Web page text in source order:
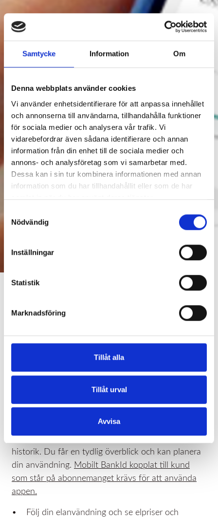
Samtycke Information Om
Denna webbplats använder cookies
Vi använder enhetsidentifierare för att anpassa innehållet
och annonserna till användarna, tillhandahålla funktioner
för sociala medier och analysera vår trafik. Vi
vidarebefordrar även sådana identifierare och annan
information från din enhet till de sociala medier och
annons- och analysföretag som vi samarbetar med.
Dessa kan i sin tur kombinera informationen med annan
information som du har tillhandahållit eller som de har
samlat in när du har använt deras tjänster.
Nödvändig
Inställningar
Statistik
Marknadsföring
Tillåt alla
Tillåt urval
Avvisa
Få koll med appen
Appen samlar allt på ett ställe: elanvändning,
elpriser, hur mycket el du köpt, avtal, fakturor och
historik. Du får en tydlig överblick och kan planera
din användning. Mobilt BankId kopplat till kund
som står på abonnemanget krävs för att använda
appen.
• Följ din elanvändning och se elpriser och